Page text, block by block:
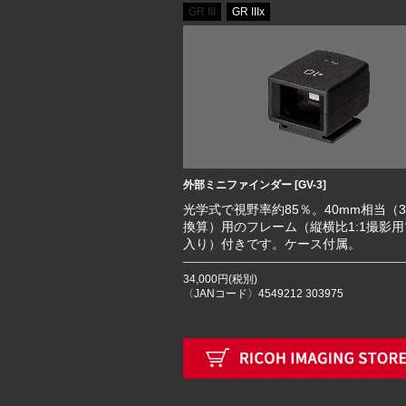
GR III GR IIIx
外部ミニファインダー [GV-3]
光学式で視野率約85％。40mm相当（
換算）用のフレーム（縦横比1:1撮影
入り）付きです。ケース付属。
34,000円(税別)
〈JANコード〉4549212 303975